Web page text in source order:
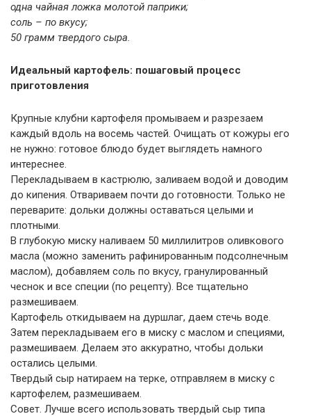
одна чайная ложка молотой паприки;
соль – по вкусу;
50 грамм твердого сыра.
Идеальный картофель: пошаговый процесс
приготовления
Крупные клубни картофеля промываем и разрезаем
каждый вдоль на восемь частей. Очищать от кожуры его
не нужно: готовое блюдо будет выглядеть намного
интереснее.
Перекладываем в кастрюлю, заливаем водой и доводим
до кипения. Отвариваем почти до готовности. Только не
переварите: дольки должны оставаться целыми и
плотными.
В глубокую миску наливаем 50 миллилитров оливкового
масла (можно заменить рафинированным подсолнечным
маслом), добавляем соль по вкусу, гранулированный
чеснок и все специи (по рецепту). Все тщательно
размешиваем.
Картофель откидываем на дуршлаг, даем стечь воде.
Затем перекладываем его в миску с маслом и специями,
размешиваем. Делаем это аккуратно, чтобы дольки
остались целыми.
Твердый сыр натираем на терке, отправляем в миску с
картофелем, размешиваем.
Совет. Лучше всего использовать твердый сыр типа